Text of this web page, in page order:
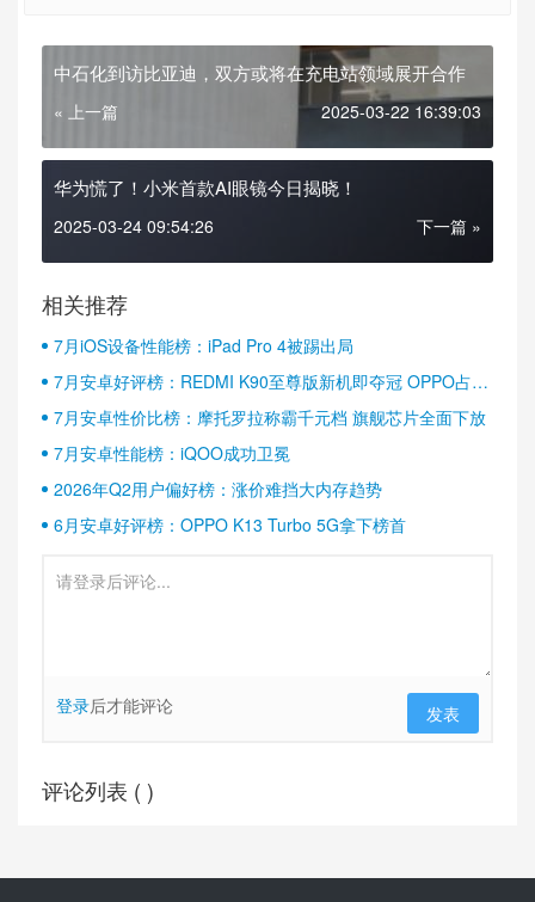
中石化到访比亚迪，双方或将在充电站领域展开合作
« 上一篇 2025-03-22 16:39:03
华为慌了！小米首款AI眼镜今日揭晓！
2025-03-24 09:54:26 下一篇 »
相关推荐
7月iOS设备性能榜：iPad Pro 4被踢出局
7月安卓好评榜：REDMI K90至尊版新机即夺冠 OPPO占据
半壁江山
7月安卓性价比榜：摩托罗拉称霸千元档 旗舰芯片全面下放
7月安卓性能榜：iQOO成功卫冕
2026年Q2用户偏好榜：涨价难挡大内存趋势
6月安卓好评榜：OPPO K13 Turbo 5G拿下榜首
登录后才能评论 发表
评论列表 ( )